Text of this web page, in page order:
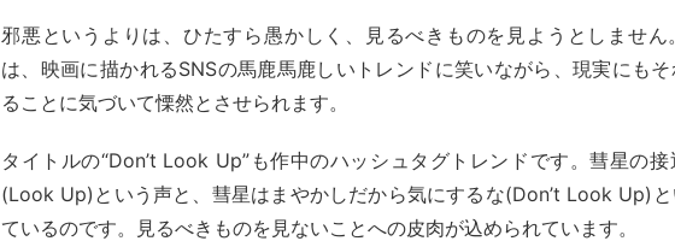
邪悪というよりは、ひたすら愚かしく、見るべきものを見ようとしません
は、映画に描かれるSNSの馬鹿馬鹿しいトレンドに笑いながら、現実にも
ることに気づいて慄然とさせられます。
タイトルの“Don’t Look Up”も作中のハッシュタグトレンドです。彗星の接
(Look Up)という声と、彗星はまやかしだから気にするな(Don’t Look Up)
ているのです。見るべきものを見ないことへの皮肉が込められています。